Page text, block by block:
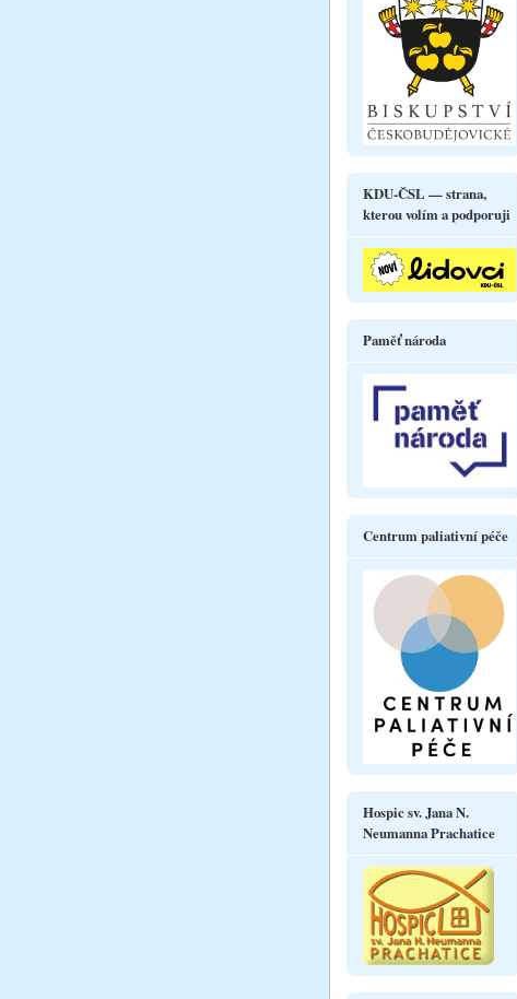
KDU-ČSL — strana,
kterou volím a podporuji
Paměť národa
Centrum paliativní péče
Hospic sv. Jana N.
Neumanna Prachatice